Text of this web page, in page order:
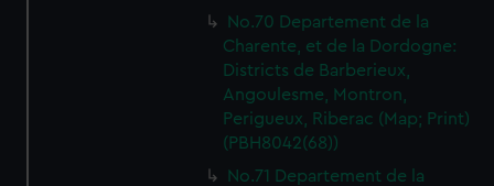
No.70 Departement de la
Charente, et de la Dordogne:
Districts de Barberieux,
Angoulesme, Montron,
Perigueux, Riberac (Map; Print)
(PBH8042(68))
No.71 Departement de la